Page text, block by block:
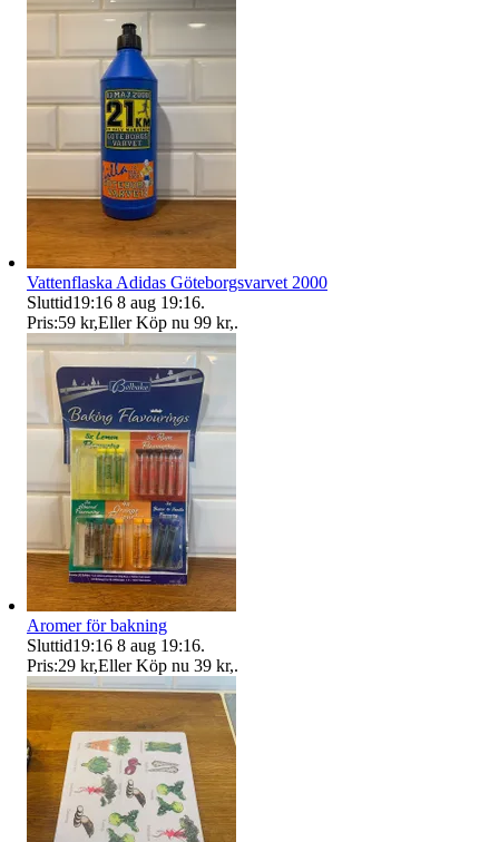
Vattenflaska Adidas Göteborgsvarvet 2000
Sluttid19:16 8 aug 19:16.
Pris:59 kr,Eller Köp nu 99 kr,.
Aromer för bakning
Sluttid19:16 8 aug 19:16.
Pris:29 kr,Eller Köp nu 39 kr,.